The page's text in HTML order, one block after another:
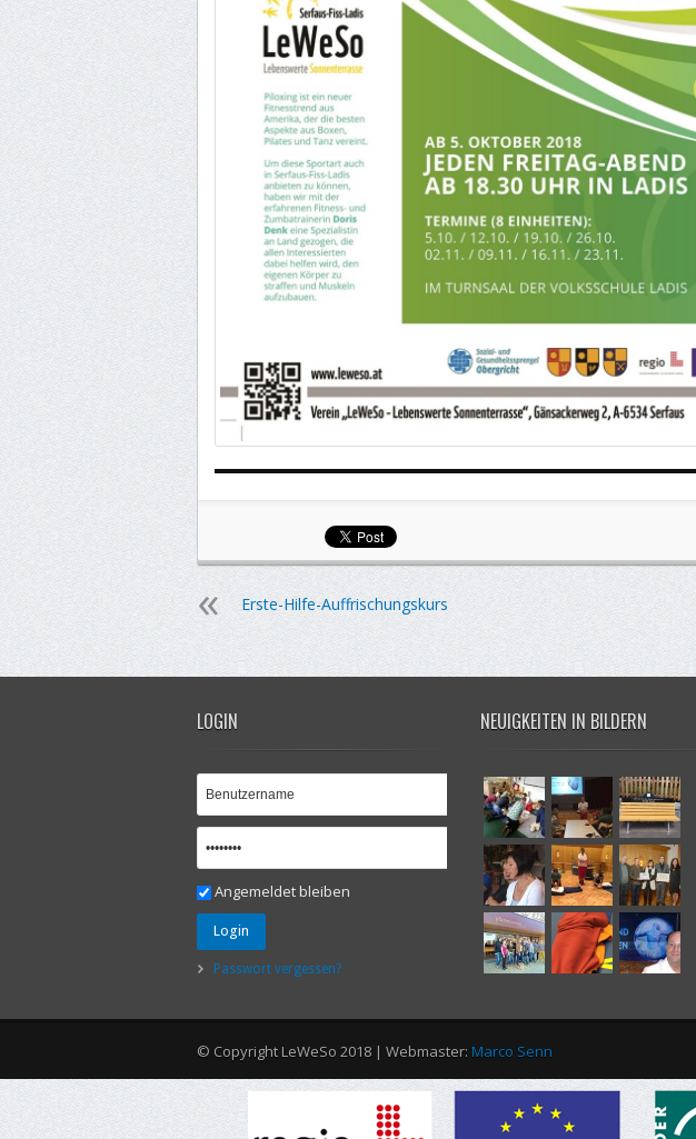
Erste-Hilfe-Auffrischungskurs
LOGIN
Angemeldet bleiben
Login
Passwort vergessen?
NEUIGKEITEN IN BILDERN
© Copyright LeWeSo 2018 | Webmaster: Marco Senn